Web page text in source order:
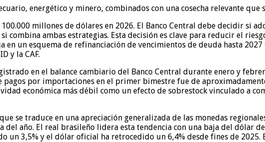
energético y minero, combinados con una cosecha relevante que
millones de dólares en 2026. El Banco Central debe decidir si
combina ambas estrategias. Esta decisión es clave para reducir el
en un esquema de refinanciación de vencimientos de deuda hasta
y la CAF.
en el balance cambiario del Banco Central durante enero y
por importaciones en el primer bimestre fue de
económica más débil como un efecto de sobrestock vinculado a
se traduce en una apreciación generalizada de las monedas
del año. El real brasileño lidera esta tendencia con una baja del dólar
un 3,5% y el dólar oficial ha retrocedido un 6,4% desde fines de